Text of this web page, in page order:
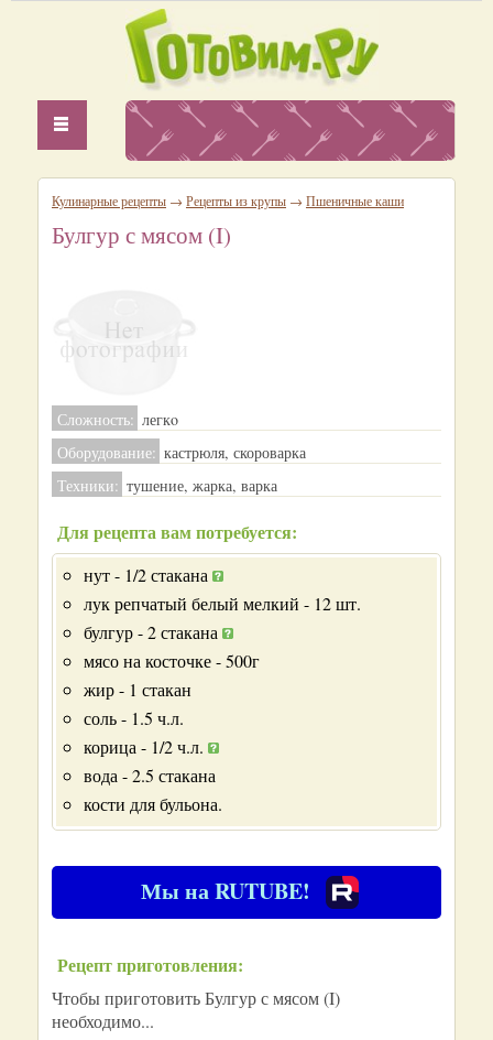
Кулинарные рецепты → Рецепты из крупы → Пшеничные каши
Булгур с мясом (I)
Сложность: легкo
Оборудование: кастрюля, скороварка
Техники: тушение, жарка, варка
Для рецепта вам потребуется:
нут - 1/2 стакана
лук репчатый белый мелкий - 12 шт.
булгур - 2 стакана
мясо на косточке - 500г
жир - 1 стакан
соль - 1.5 ч.л.
корица - 1/2 ч.л.
вода - 2.5 стакана
кости для бульона.
Мы на RUTUBE!
Рецепт приготовления:
Чтобы приготовить Булгур с мясом (I)
необходимо...